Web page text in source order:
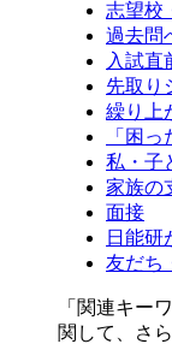
志望校
過去問
入試直
先取り
繰り上
「困
私・子
家族の
面接
日能研
友だち
「関連キー
関して、さ